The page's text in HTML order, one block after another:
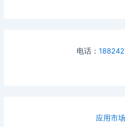
电话：
应用市场